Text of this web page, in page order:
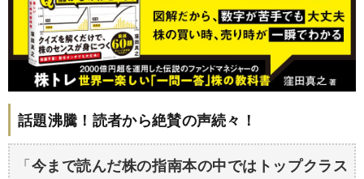
話題沸騰！読者から絶賛の声続々！
「今まで読んだ株の指南本の中ではトップクラス